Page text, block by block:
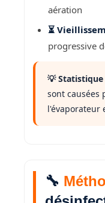
aération
⏳
progressive
💡 Statistique
sont causées
l'évaporateur
🔧